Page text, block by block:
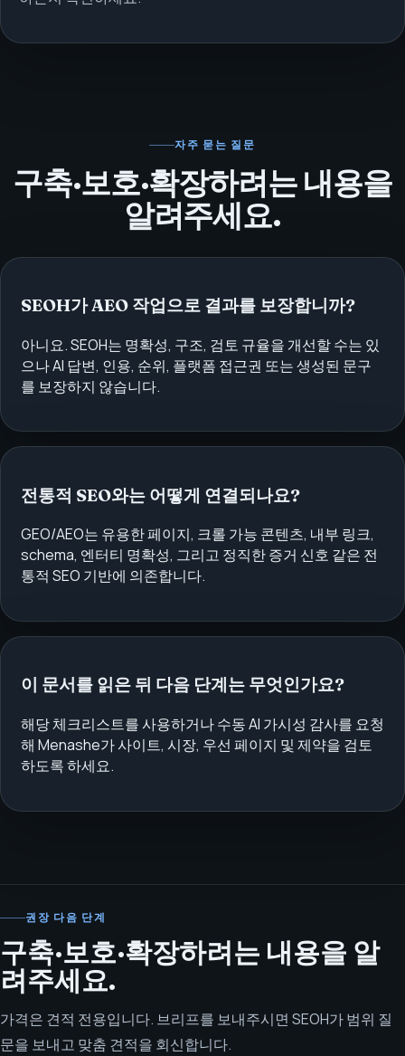
자주 묻는 질문
구축·보호·확장하려는 내용을
알려주세요.
SEOH가 AEO 작업으로 결과를 보장합니까?
아니요. SEOH는 명확성, 구조, 검토 규율을 개선할 수는 있
으나 AI 답변, 인용, 순위, 플랫폼 접근권 또는 생성된 문구
를 보장하지 않습니다.
전통적 SEO와는 어떻게 연결되나요?
GEO/AEO는 유용한 페이지, 크롤 가능 콘텐츠, 내부 링크,
schema, 엔터티 명확성, 그리고 정직한 증거 신호 같은 전
통적 SEO 기반에 의존합니다.
이 문서를 읽은 뒤 다음 단계는 무엇인가요?
해당 체크리스트를 사용하거나 수동 AI 가시성 감사를 요청
해 Menashe가 사이트, 시장, 우선 페이지 및 제약을 검토
하도록 하세요.
권장 다음 단계
구축·보호·확장하려는 내용을 알
려주세요.
가격은 견적 전용입니다. 브리프를 보내주시면 SEOH가 범위 질
문을 보내고 맞춤 견적을 회신합니다.